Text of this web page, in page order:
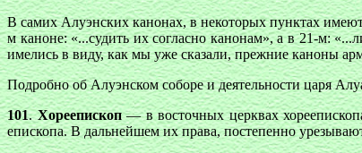
В самих Алуэнских канонах, в некоторых пунктах
м каноне: «...судить их согласно канонам», а в 21-м:
имелись в виду, как мы уже сказали, прежние каноны
Подробно об Алуэнском соборе и деятельности царя
101.Хореепископ— в восточных церквах
епископа. В дальнейшем их права, постепенно